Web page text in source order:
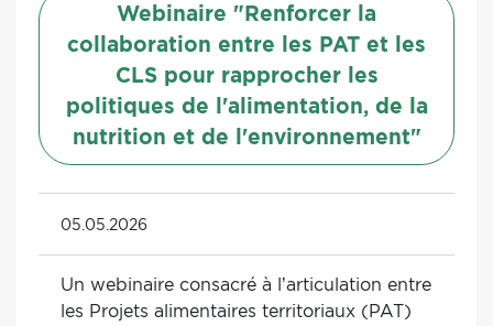
Webinaire "Renforcer la
collaboration entre les PAT et les
CLS pour rapprocher les
politiques de l'alimentation, de la
nutrition et de l'environnement"
05.05.2026
Un webinaire consacré à l’articulation entre
les Projets alimentaires territoriaux (PAT)